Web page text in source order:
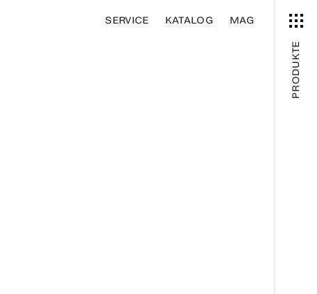
SERVICE KATALOG MAG
PRODUKTE